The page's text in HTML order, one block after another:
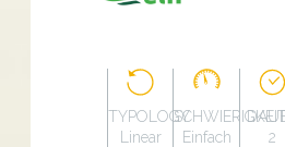
TYPOLOGY
Linear
Einfach
2